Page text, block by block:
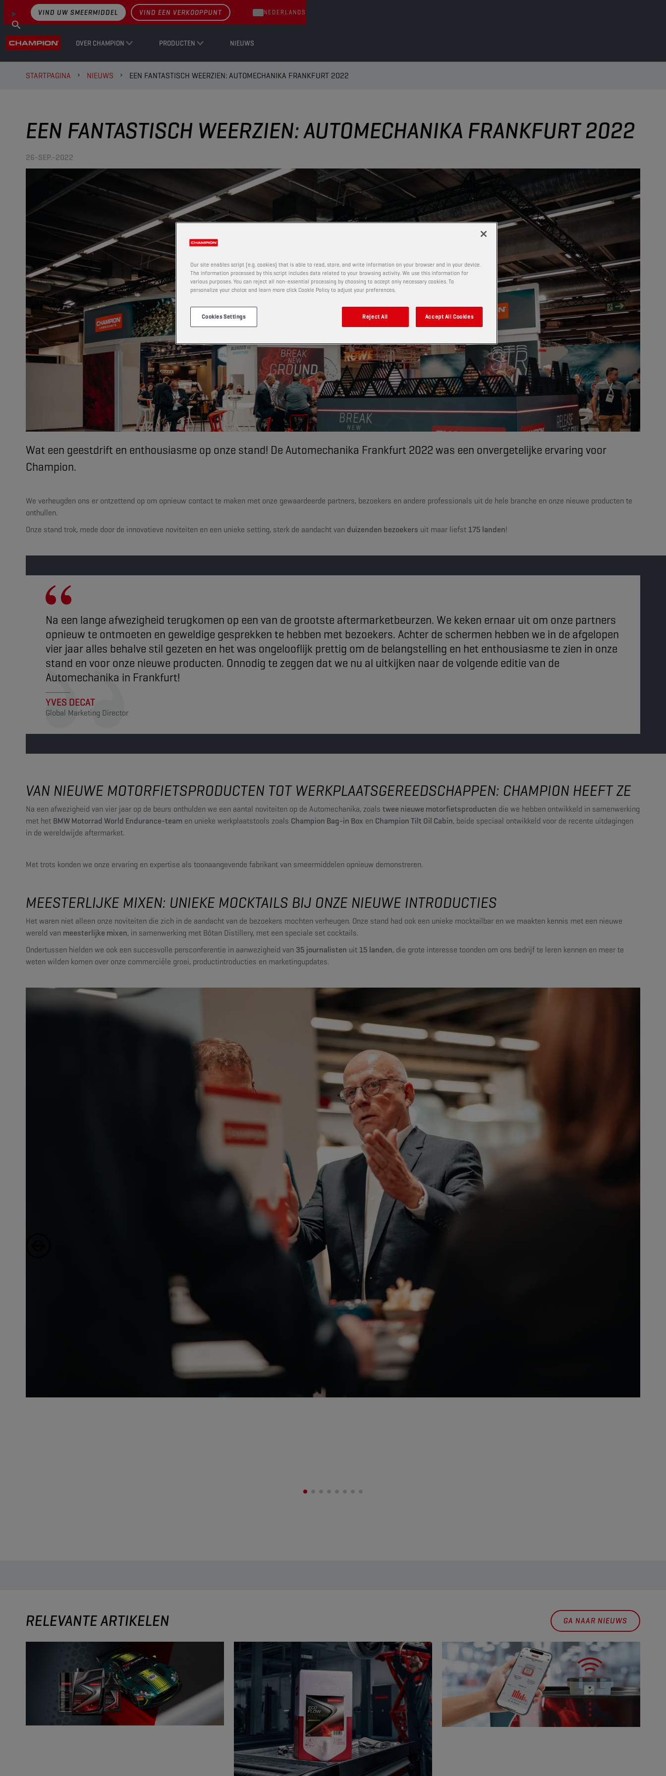
OVER CHAMPION PRODUCTEN NIEUWS
VIND UW SMEERMIDDEL VIND EEN VERKOOPPUNT NEDERLANDS
STARTPAGINA NIEUWS EEN FANTASTISCH WEERZIEN: AUTOMECHANIKA FRANKFURT 2022
EEN FANTASTISCH WEERZIEN: AUTOMECHANIKA FRANKFURT 2022
26-SEP.-2022
Wat een geestdrift en enthousiasme op onze stand! De Automechanika Frankfurt 2022 was een onvergetelijke ervaring voor
Champion.
We verheugden ons er ontzettend op om opnieuw contact te maken met onze gewaardeerde partners, bezoekers en andere professionals uit de hele branche en onze nieuwe producten te
onthullen.
Onze stand trok, mede door de innovatieve noviteiten en een unieke setting, sterk de aandacht van duizenden bezoekers uit maar liefst 175 landen!
Na een lange afwezigheid terugkomen op een van de grootste aftermarketbeurzen. We keken ernaar uit om onze partners
opnieuw te ontmoeten en geweldige gesprekken te hebben met bezoekers. Achter de schermen hebben we in de afgelopen
vier jaar alles behalve stil gezeten en het was ongelooflijk prettig om de belangstelling en het enthousiasme te zien in onze
stand en voor onze nieuwe producten. Onnodig te zeggen dat we nu al uitkijken naar de volgende editie van de
Automechanika in Frankfurt!
YVES DECAT
Global Marketing Director
VAN NIEUWE MOTORFIETSPRODUCTEN TOT WERKPLAATSGEREEDSCHAPPEN: CHAMPION HEEFT ZE
Na een afwezigheid van vier jaar op de beurs onthulden we een aantal noviteiten op de Automechanika, zoals twee nieuwe motorfietsproducten die we hebben ontwikkeld in samenwerking
met het BMW Motorrad World Endurance-team en unieke werkplaatstools zoals Champion Bag-in Box en Champion Tilt Oil Cabin, beide speciaal ontwikkeld voor de recente uitdagingen
in de wereldwijde aftermarket.
Met trots konden we onze ervaring en expertise als toonaangevende fabrikant van smeermiddelen opnieuw demonstreren.
MEESTERLIJKE MIXEN: UNIEKE MOCKTAILS BIJ ONZE NIEUWE INTRODUCTIES
Het waren niet alleen onze noviteiten die zich in de aandacht van de bezoekers mochten verheugen. Onze stand had ook een unieke mocktailbar en we maakten kennis met een nieuwe
wereld van meesterlijke mixen, in samenwerking met Bôtan Distillery, met een speciale set cocktails.
Ondertussen hielden we ook een succesvolle persconferentie in aanwezigheid van 35 journalisten uit 15 landen, die grote interesse toonden om ons bedrijf te leren kennen en meer te
weten wilden komen over onze commerciële groei, productintroducties en marketingupdates.
RELEVANTE ARTIKELEN GA NAAR NIEUWS
Our site enables script (e.g. cookies) that is able to read, store, and write information on your browser and in your device.
The information processed by this script includes data related to your browsing activity. We use this information for
various purposes. You can reject all non-essential processing by choosing to accept only necessary cookies. To
personalize your choice and learn more click Cookie Policy to adjust your preferences.
Cookies Settings Reject All Accept All Cookies